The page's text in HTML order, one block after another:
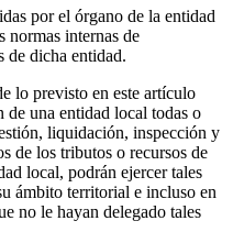
por el órgano de la entidad
normas internas de
de dicha entidad.
lo previsto en este artículo
de una entidad local todas o
liquidación, inspección y
de los tributos o recursos de
local, podrán ejercer tales
ámbito territorial e incluso en
no le hayan delegado tales